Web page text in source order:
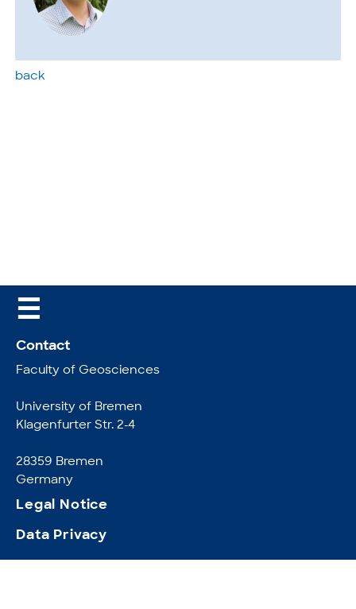
back
☰
Contact
Faculty of Geosciences
University of Bremen
Klagenfurter Str. 2-4
28359 Bremen
Germany
Legal Notice
Data Privacy